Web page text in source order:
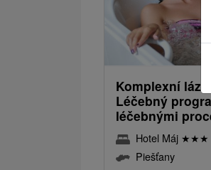
Komplexní
Léčebný
léčebnými
Hotel Máj ★★★
Piešťany